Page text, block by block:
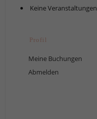
Keine Veranstaltungen
Profil
Meine Buchungen
Abmelden